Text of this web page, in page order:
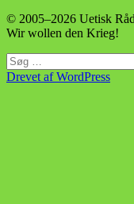
© 2005–2026 Uetisk
Wir wollen den Krieg!
Søg
efter:
Drevet af WordPress